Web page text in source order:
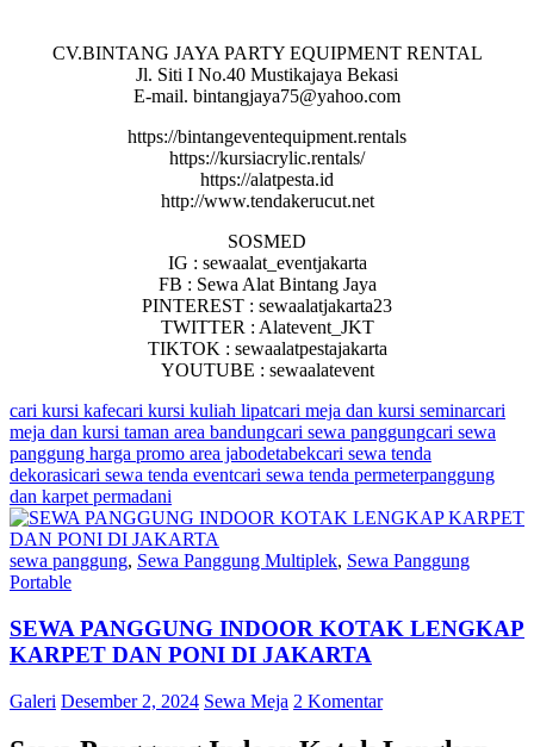
CV.BINTANG JAYA PARTY EQUIPMENT RENTAL
Jl. Siti I No.40 Mustikajaya Bekasi
E-mail. bintangjaya75@yahoo.com
https://bintangeventequipment.rentals
https://kursiacrylic.rentals/
https://alatpesta.id
http://www.tendakerucut.net
SOSMED
IG : sewaalat_eventjakarta
FB : Sewa Alat Bintang Jaya
PINTEREST : sewaalatjakarta23
TWITTER : Alatevent_JKT
TIKTOK : sewaalatpestajakarta
YOUTUBE : sewaalatevent
cari kursi kafecari kursi kuliah lipatcari meja dan kursi seminarcari
meja dan kursi taman area bandungcari sewa panggungcari sewa
panggung harga promo area jabodetabekcari sewa tenda
dekorasicari sewa tenda eventcari sewa tenda permeterpanggung
dan karpet permadani
sewa panggung, Sewa Panggung Multiplek, Sewa Panggung
Portable
SEWA PANGGUNG INDOOR KOTAK LENGKAP
KARPET DAN PONI DI JAKARTA
Galeri Desember 2, 2024 Sewa Meja 2 Komentar